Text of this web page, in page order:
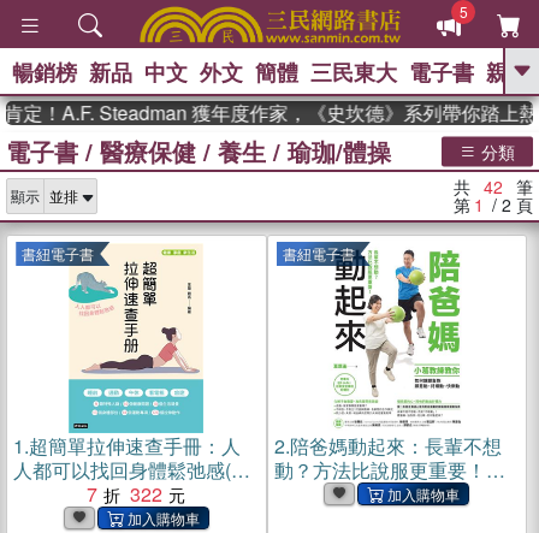
5
GO
熱搜： 東野圭吾 、 高希均教授回憶錄
、 The Odyssey 、 父親節 、 如果歷
國際布克
獎 臺灣漫遊錄 、 方念華 、 台灣的李
登輝時代 、 數學女孩：黎曼猜想
偉大的迷走神經
暢銷榜 新品 中文 外文 簡體 三民東大 電子書 親子
Steadman 獲年度作家，《史坎德》系列帶你踏上熱血奇
電子書 / 醫療保健 / 養生 / 瑜珈/體操 分類
顯示 共 42 筆
第 1 / 2 頁
書紐電子書
1.超簡單拉伸速查手冊：人
人都可以找回身體鬆弛感(電
7 322
書紐電子書
2.陪爸媽動起來：長輩不想
動？方法比說服更重要！小
葛教練教你如何讓銀髮族願